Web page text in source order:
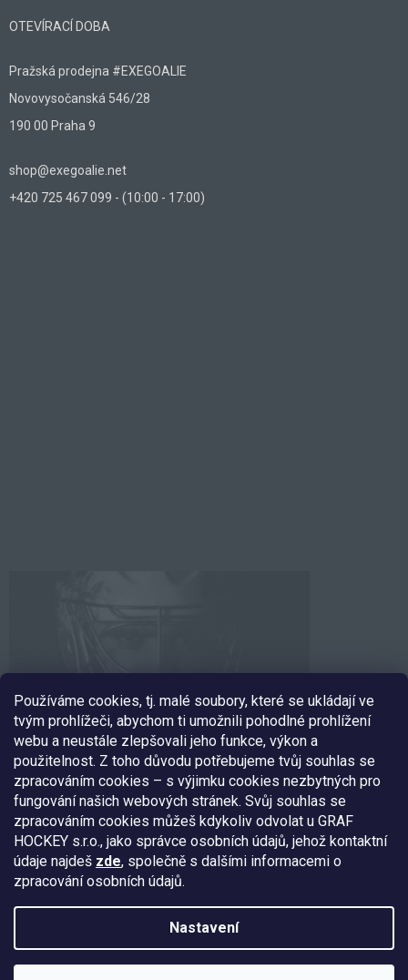
Používáme cookies, tj. malé soubory, které se ukládají ve
tvým prohlížeči, abychom ti umožnili pohodlné prohlížení
webu a neustále zlepšovali jeho funkce, výkon a
použitelnost. Z toho důvodu potřebujeme tvůj souhlas se
zpracováním cookies – s výjimku cookies nezbytných pro
fungování našich webových stránek. Svůj souhlas se
zpracováním cookies můžeš kdykoliv odvolat u GRAF
HOCKEY s.r.o., jako správce osobních údajů, jehož kontaktní
údaje najdeš zde, společně s dalšími informacemi o
zpracování osobních údajů.
Nastavení
OTEVÍRACÍ DOBA
Pražská prodejna #EXEGOALIE
Novovysočanská 546/28
190 00 Praha 9
shop@exegoalie.net
+420 725 467 099 - (10:00 - 17:00)
SLEDUJ NÁS